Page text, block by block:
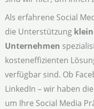
Als erfahrene Social
die Unterstützung
Unternehmen
kosteneffizienten
verfügbar sind. Ob
LinkedIn – wir haben
um Ihre Social Media